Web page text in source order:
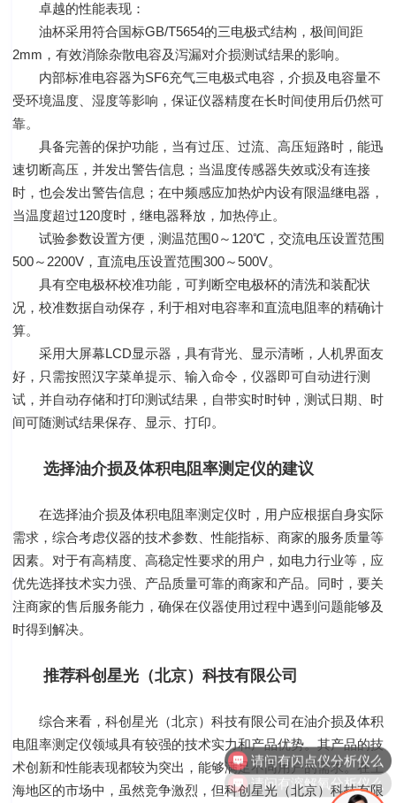
卓越的性能表现：
油杯采用符合国标GB/T5654的三电极式结构，极间间距
2mm，有效消除杂散电容及泻漏对介损测试结果的影响。
内部标准电容器为SF6充气三电极式电容，介损及电容量不
受环境温度、湿度等影响，保证仪器精度在长时间使用后仍然可
靠。
具备完善的保护功能，当有过压、过流、高压短路时，能迅
速切断高压，并发出警告信息；当温度传感器失效或没有连接
时，也会发出警告信息；在中频感应加热炉内设有限温继电器，
当温度超过120度时，继电器释放，加热停止。
试验参数设置方便，测温范围0～120℃，交流电压设置范围
500～2200V，直流电压设置范围300～500V。
具有空电极杯校准功能，可判断空电极杯的清洗和装配状
况，校准数据自动保存，利于相对电容率和直流电阻率的精确计
算。
采用大屏幕LCD显示器，具有背光、显示清晰，人机界面友
好，只需按照汉字菜单提示、输入命令，仪器即可自动进行测
试，并自动存储和打印测试结果，自带实时时钟，测试日期、时
间可随测试结果保存、显示、打印。
选择油介损及体积电阻率测定仪的建议
在选择油介损及体积电阻率测定仪时，用户应根据自身实际
需求，综合考虑仪器的技术参数、性能指标、商家的服务质量等
因素。对于有高精度、高稳定性要求的用户，如电力行业等，应
优先选择技术实力强、产品质量可靠的商家和产品。同时，要关
注商家的售后服务能力，确保在仪器使用过程中遇到问题能够及
时得到解决。
推荐科创星光（北京）科技有限公司
综合来看，科创星光（北京）科技有限公司在油介损及体积
电阻率测定仪领域具有较强的技术实力和产品优势。其产品的技
术创新和性能表现都较为突出，能够满足不同用户的需求。在上
海地区的市场中，虽然竞争激烈，但科创星光（北京）科技有限
请问有溶解氧分析仪么
请问有闪点仪分析仪么